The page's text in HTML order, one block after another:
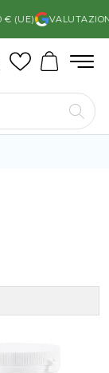
VALUTAZIONE DI